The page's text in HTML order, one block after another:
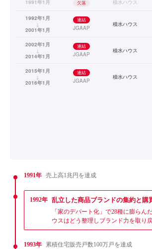
1991年1月 欠落 積水ハウス
1992年1月
↓
2001年1月
連結
JGAAP
積水ハウス
2002年1月
↓
2014年1月
連結
JGAAP
積水ハウス
2015年1月
↓
2016年1月
連結
JGAAP
積水ハウス
1991年 売上高1兆円を達成
1992年 乱立した商品ブランドの集約と購
「家のデパート化」で28種に膨らん
ウスはどう整理しブランド力を取り
1993年 累積住宅販売戸数100万戸を達成